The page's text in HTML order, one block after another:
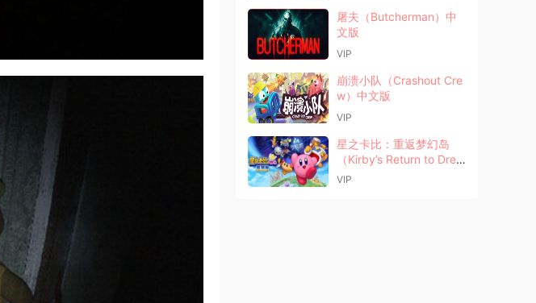
屠夫（Butcherman）中
文版
VIP
崩溃小队（Crashout Cre
w）中文版
VIP
星之卡比：重返梦幻岛
（Kirby’s Return to Drea
m Land Deluxe）中文版
VIP